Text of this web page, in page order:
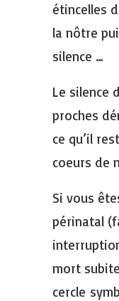
étincelles
la nôtre
silence …
Le silence
proches
ce qu’il
coeurs de
Si vous
périnatal
mort
cercle